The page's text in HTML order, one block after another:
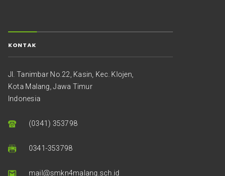
KONTAK
Jl. Tanimbar No.22, Kasin, Kec. Klojen,
Kota Malang, Jawa Timur
Indonesia
(0341) 353798
0341-353798
mail@smkn4malang.sch.id